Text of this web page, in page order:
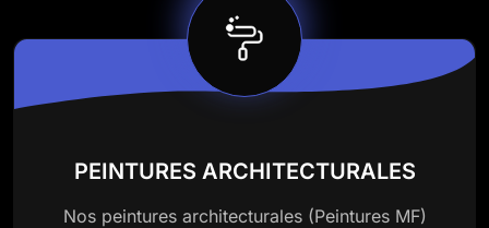
PEINTURES ARCHITECTURALES
Nos peintures architecturales (Peintures MF)